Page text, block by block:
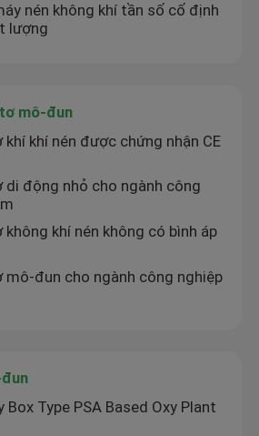
nén không khí tần số cố định
lượng
mô-đun
khí nén được chứng nhận CE
di động nhỏ cho ngành công
khí nén không có bình áp
mô-đun cho ngành công nghiệp
Box Type PSA Based Oxy Plant